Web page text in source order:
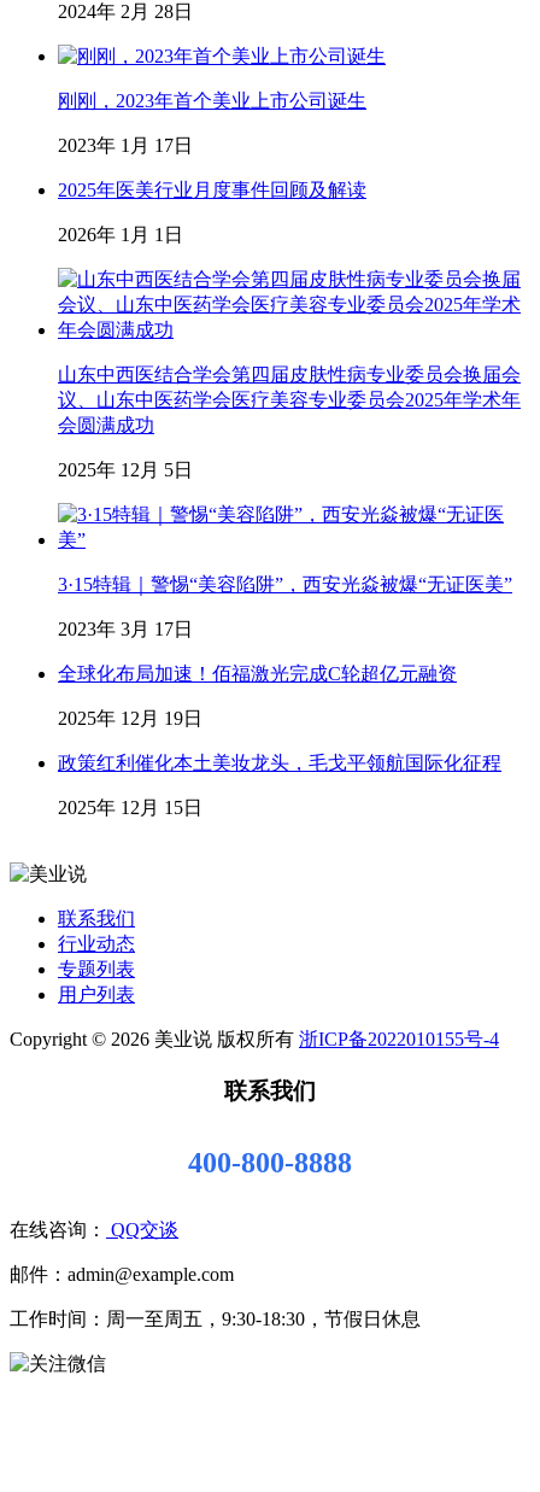
2024年 2月 28日
刚刚，2023年首个美业上市公司诞生
2023年 1月 17日
2025年医美行业月度事件回顾及解读
2026年 1月 1日
山东中西医结合学会第四届皮肤性病专业委员会换届会
议、山东中医药学会医疗美容专业委员会2025年学术年
会圆满成功
2025年 12月 5日
3·15特辑｜警惕“美容陷阱”，西安光焱被爆“无证医美”
2023年 3月 17日
全球化布局加速！佰福激光完成C轮超亿元融资
2025年 12月 19日
政策红利催化本土美妆龙头，毛戈平领航国际化征程
2025年 12月 15日
联系我们
行业动态
专题列表
用户列表
Copyright © 2026 美业说 版权所有 浙ICP备2022010155号-4
联系我们
400-800-8888
在线咨询： QQ交谈
邮件：admin@example.com
工作时间：周一至周五，9:30-18:30，节假日休息